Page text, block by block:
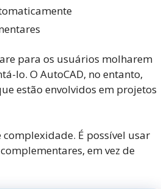
para os usuários molharem
lo. O AutoCAD, no entanto,
estão envolvidos em projetos
É possível usar
em vez de